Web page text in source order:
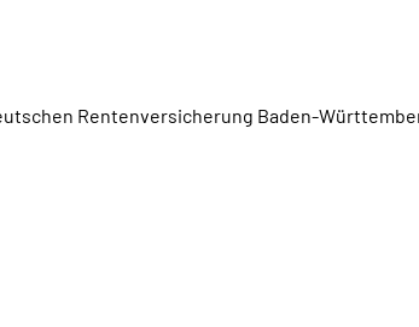
Rentenversicherung Baden-